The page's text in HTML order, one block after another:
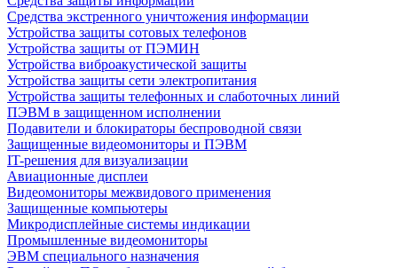
Средства экстренного уничтожения информации
Устройства защиты сотовых телефонов
Устройства защиты от ПЭМИН
Устройства виброакустической защиты
Устройства защиты сети электропитания
Устройства защиты телефонных и слаботочных линий
ПЭВМ в защищенном исполнении
Подавители и блокираторы беспроводной связи
Защищенные видеомониторы и ПЭВМ
IT-решения для визуализации
Авиационные дисплеи
Видеомониторы межвидового применения
Защищенные компьютеры
Микродисплейные системы индикации
Промышленные видеомониторы
ЭВМ специального назначения